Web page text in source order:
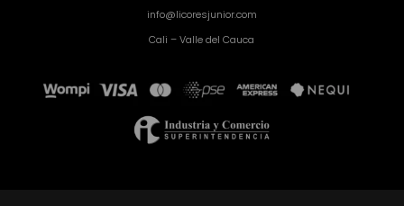
info@licoresjunior.com
Cali – Valle del Cauca